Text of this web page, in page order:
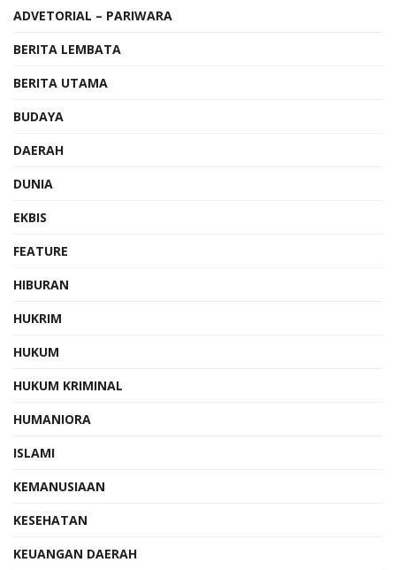
ADVETORIAL – PARIWARA
BERITA LEMBATA
BERITA UTAMA
BUDAYA
DAERAH
DUNIA
EKBIS
FEATURE
HIBURAN
HUKRIM
HUKUM
HUKUM KRIMINAL
HUMANIORA
ISLAMI
KEMANUSIAAN
KESEHATAN
KEUANGAN DAERAH